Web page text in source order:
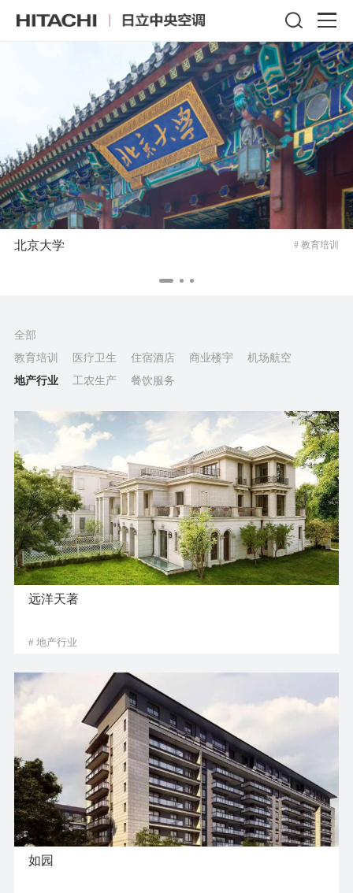
北京大学 # 教育培训
全部
教育培训
医疗卫生 住宿酒店 商业楼宇
机场航空
地产行业
工农生产 餐饮服务
远洋天著
# 地产行业
如园